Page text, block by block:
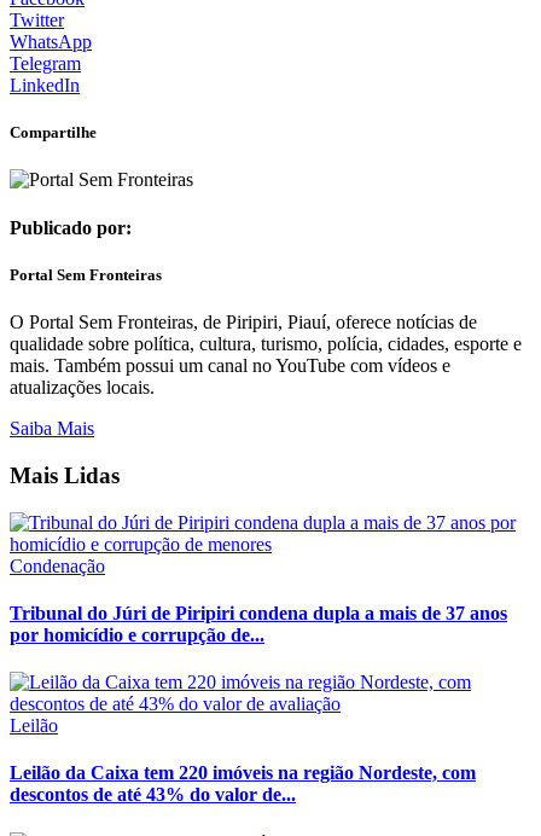
Twitter
WhatsApp
Telegram
LinkedIn
Compartilhe
Publicado por:
Portal Sem Fronteiras
O Portal Sem Fronteiras, de Piripiri, Piauí, oferece notícias de
qualidade sobre política, cultura, turismo, polícia, cidades, esporte e
mais. Também possui um canal no YouTube com vídeos e
atualizações locais.
Saiba Mais
Mais Lidas
Condenação
Tribunal do Júri de Piripiri condena dupla a mais de 37 anos
por homicídio e corrupção de...
Leilão
Leilão da Caixa tem 220 imóveis na região Nordeste, com
descontos de até 43% do valor de...